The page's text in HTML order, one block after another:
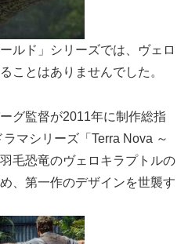
ルド」シリーズでは、ヴェロ
ことはありませんでした。
グ監督が2011年に制作総指
マシリーズ「Terra Nova ～
毛恐竜のヴェロキラプトルの
、第一作のデザインを世襲す